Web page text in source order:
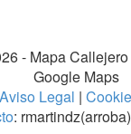
- Mapa
Google Maps
Aviso Legal |
: